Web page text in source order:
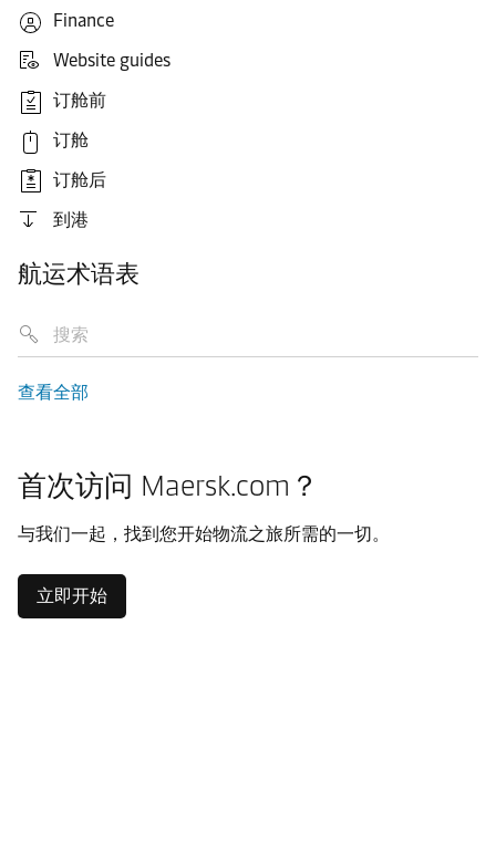
Finance
Website guides
订舱前
订舱
订舱后
到港
航运术语表
查看全部
首次访问 Maersk.com？
与我们一起，找到您开始物流之旅所需的一切。
立即开始